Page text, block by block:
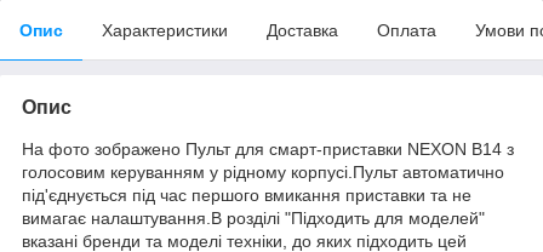
Опис Характеристики Доставка Оплата Умови
Опис
На фото зображено Пульт для смарт-приставки NEXON B14 з
голосовим керуванням у рідному корпусі.Пульт автоматично
під'єднується під час першого вмикання приставки та не
вимагає налаштування.В розділі "Підходить для моделей"
вказані бренди та моделі техніки, до яких підходить цей